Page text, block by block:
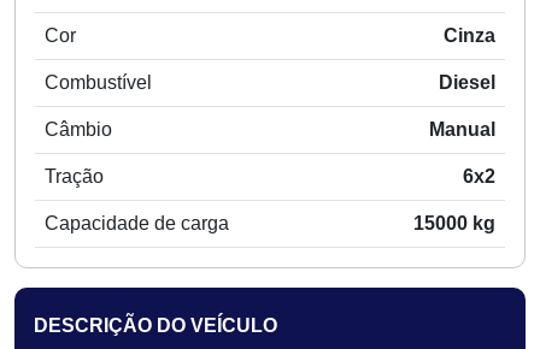
Cor Cinza
Combustível Diesel
Câmbio Manual
Tração 6x2
Capacidade de carga 15000 kg
DESCRIÇÃO DO VEÍCULO